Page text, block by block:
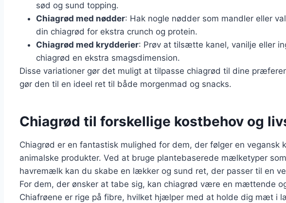
sød og sund topping.
Chiagrød med nødder: Hak nogle nødder som mandler eller
din chiagrød for ekstra crunch og protein.
Chiagrød med krydderier: Prøv at tilsætte kanel, vanilje eller
chiagrød en ekstra smagsdimension.
Disse variationer gør det muligt at tilpasse chiagrød til dine
gør den til en ideel ret til både morgenmad og snacks.
Chiagrød til forskellige kostbehov og
Chiagrød er en fantastisk mulighed for dem, der følger en vegansk
animalske produkter. Ved at bruge plantebaserede mælketyper
havremælk kan du skabe en lækker og sund ret, der passer til en
For dem, der ønsker at tabe sig, kan chiagrød være en mættende
Chiafrøene er rige på fibre, hvilket hjælper med at holde dig mæt i